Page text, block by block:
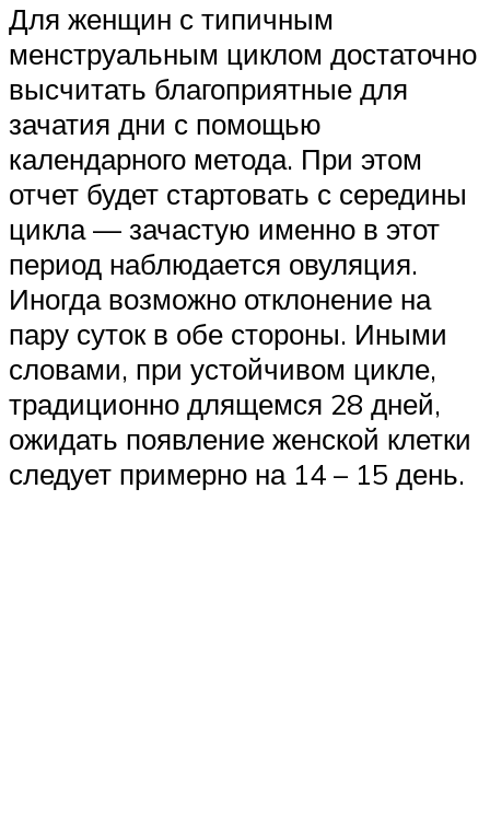
Для женщин с типичным
менструальным циклом достаточно
высчитать благоприятные для
зачатия дни с помощью
календарного метода. При этом
отчет будет стартовать с середины
цикла — зачастую именно в этот
период наблюдается овуляция.
Иногда возможно отклонение на
пару суток в обе стороны. Иными
словами, при устойчивом цикле,
традиционно длящемся 28 дней,
ожидать появление женской клетки
следует примерно на 14 – 15 день.